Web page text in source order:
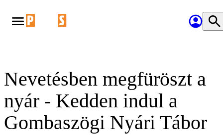
Nevetésben megfüröszt a
nyár - Kedden indul a
Gombaszögi Nyári Tábor